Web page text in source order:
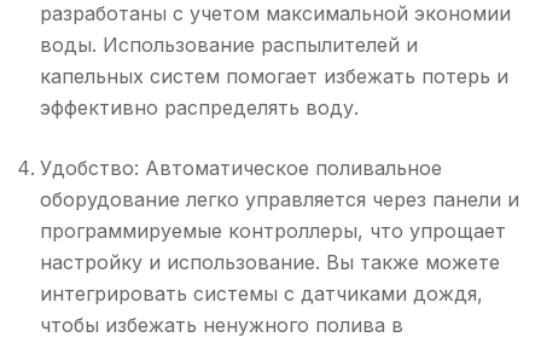
разработаны с учетом максимальной экономии
воды. Использование распылителей и
капельных систем помогает избежать потерь и
эффективно распределять воду.
Удобство: Автоматическое поливальное
оборудование легко управляется через панели и
программируемые контроллеры, что упрощает
настройку и использование. Вы также можете
интегрировать системы с датчиками дождя,
чтобы избежать ненужного полива в